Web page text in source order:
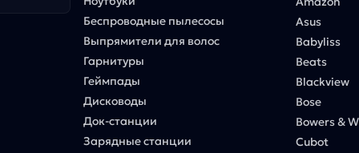
Беспроводные пылесосы
Выпрямители для волос
Гарнитуры
Геймпады
Дисководы
Док-станции
Зарядные станции
Asus
Babyliss
Beats
Blackview
Bose
Bowers &
Cubot